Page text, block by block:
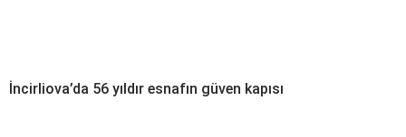
İncirliova’da 56 yıldır esnafın güven kapısı